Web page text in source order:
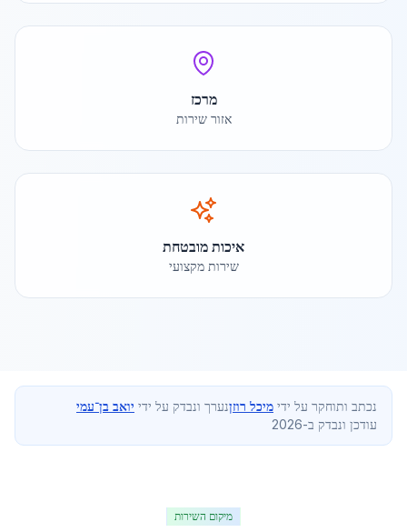
מרכז
אזור שירות
איכות מובטחת
שירות מקצועי
נכתב ותוחקר על ידי מיכל רוזןנערך ונבדק על ידי יואב בן־עמי
עודכן ונבדק ב-2026
מיקום השירות